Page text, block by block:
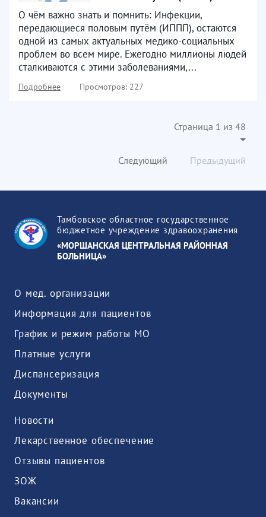
О чём важно знать и помнить: Инфекции,
передающиеся половым путём (ИППП), остаются
одной из самых актуальных медико-социальных
проблем во всем мире. Ежегодно миллионы людей
сталкиваются с этими заболеваниями,...
Подробнее Просмотров: 227
Страница 1 из 48
Предыдущий
Следующий
Тамбовское областное государственное
бюджетное учреждение здравоохранения
«МОРШАНСКАЯ ЦЕНТРАЛЬНАЯ РАЙОННАЯ
БОЛЬНИЦА»
О мед. организации
Информация для пациентов
График и режим работы МО
Платные услуги
Диспансеризация
Документы
Новости
Лекарственное обеспечение
Отзывы пациентов
ЗОЖ
Вакансии